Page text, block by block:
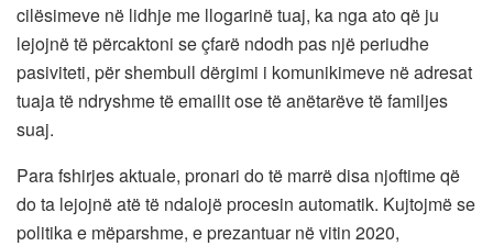
cilësimeve në lidhje me llogarinë tuaj, ka nga ato që ju
lejojnë të përcaktoni se çfarë ndodh pas një periudhe
pasiviteti, për shembull dërgimi i komunikimeve në adresat
tuaja të ndryshme të emailit ose të anëtarëve të familjes
suaj.
Para fshirjes aktuale, pronari do të marrë disa njoftime që
do ta lejojnë atë të ndalojë procesin automatik. Kujtojmë se
politika e mëparshme, e prezantuar në vitin 2020,